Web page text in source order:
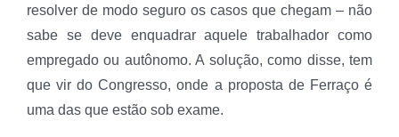
resolver de modo seguro os casos que chegam – não
sabe se deve enquadrar aquele trabalhador como
empregado ou autônomo. A solução, como disse, tem
que vir do Congresso, onde a proposta de Ferraço é
uma das que estão sob exame.